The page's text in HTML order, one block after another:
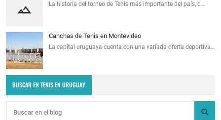
La historia del torneo de Tenis más importante del país, c…
Canchas de Tenis en Montevideo
La capital uruguaya cuenta con una variada oferta deportiva…
BUSCAR EN TENIS EN URUGUAY